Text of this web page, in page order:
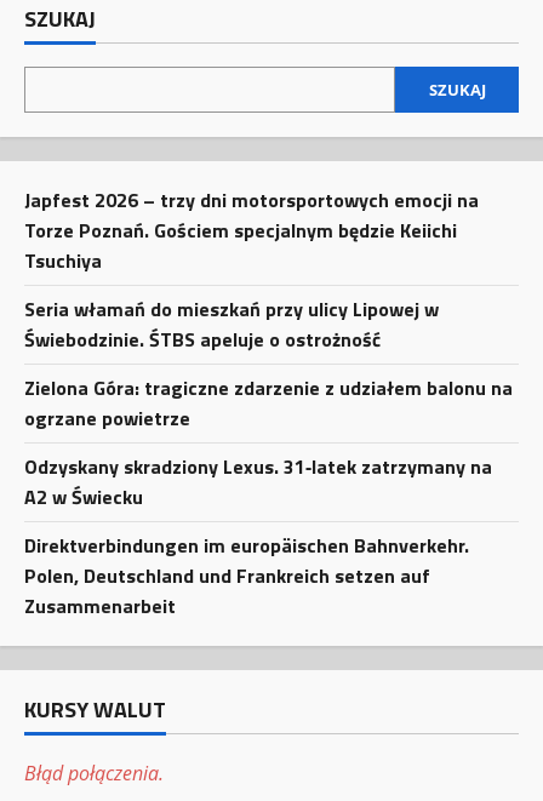
SZUKAJ
SZUKAJ
Japfest 2026 – trzy dni motorsportowych emocji na
Torze Poznań. Gościem specjalnym będzie Keiichi
Tsuchiya
Seria włamań do mieszkań przy ulicy Lipowej w
Świebodzinie. ŚTBS apeluje o ostrożność
Zielona Góra: tragiczne zdarzenie z udziałem balonu na
ogrzane powietrze
Odzyskany skradziony Lexus. 31‑latek zatrzymany na
A2 w Świecku
Direktverbindungen im europäischen Bahnverkehr.
Polen, Deutschland und Frankreich setzen auf
Zusammenarbeit
KURSY WALUT
Błąd połączenia.